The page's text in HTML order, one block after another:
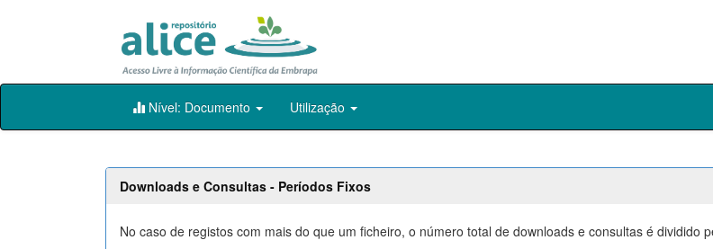
Skip
Nível: Documento Utilização
Downloads e Consultas - Períodos Fixos
No caso de registos com mais do que um ficheiro, o número total de downloads e consultas é dividido